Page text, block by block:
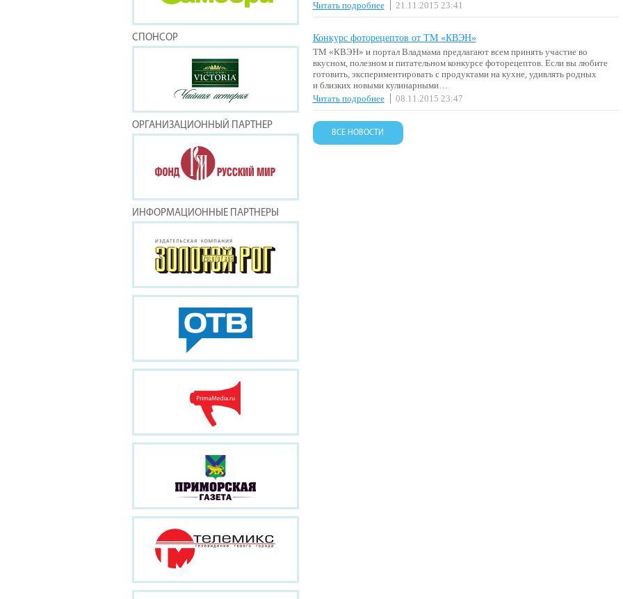
СПОНСОР
ОРГАНИЗАЦИОННЫЙ ПАРТНЕР
ИНФОРМАЦИОННЫЕ ПАРТНЕРЫ
Читать подробнее
21.11.2015 23:41
Конкурс фоторецептов от ТМ «КВЭН»
ТМ «КВЭН» и портал Владмама предлагают всем принять участие во
вкусном, полезном и питательном конкурсе фоторецептов. Если вы любите
готовить, экспериментировать с продуктами на кухне, удивлять родных
и близких новыми кулинарными…
Читать подробнее
08.11.2015 23:47
ВСЕ НОВОСТИ